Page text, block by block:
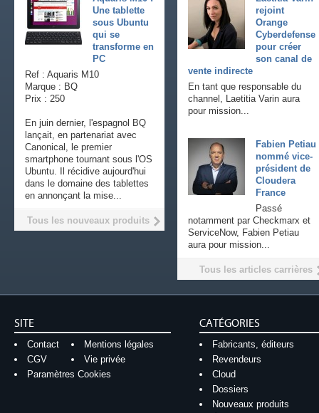
rejoint
Orange
Cyberdefense
pour créer
son canal de
vente indirecte
En tant que responsable du
channel, Laetitia Varin aura
pour mission...
Fabien Petiau
nommé vice-
président de
Cloudera
France
Passé
notamment par Checkmarx et
ServiceNow, Fabien Petiau
aura pour mission...
Tous les articles carrières
Une tablette
sous Ubuntu
qui se
transforme en
PC
Ref : Aquaris M10
Marque : BQ
Prix : 250
En juin dernier, l'espagnol BQ
lançait, en partenariat avec
Canonical, le premier
smartphone tournant sous l'OS
Ubuntu. Il récidive aujourd'hui
dans le domaine des tablettes
en annonçant la mise...
Tous les nouveaux produits
SITE
Contact
Mentions légales
CGV
Vie privée
Paramètres Cookies
CATÉGORIES
Fabricants, éditeurs
Revendeurs
Cloud
Dossiers
Nouveaux produits